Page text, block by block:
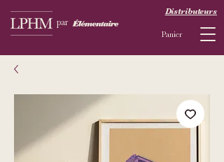
par
Panier
Distributeurs